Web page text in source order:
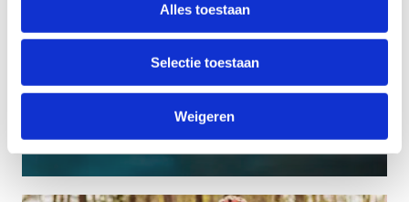
Alles toestaan
Selectie toestaan
Weigeren
Actief Ouder Worden